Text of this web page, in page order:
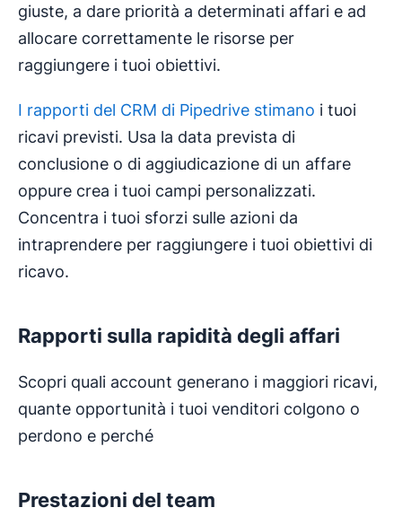
giuste, a dare priorità a determinati affari e ad
allocare correttamente le risorse per
raggiungere i tuoi obiettivi.
I rapporti del CRM di Pipedrive stimano i tuoi
ricavi previsti. Usa la data prevista di
conclusione o di aggiudicazione di un affare
oppure crea i tuoi campi personalizzati.
Concentra i tuoi sforzi sulle azioni da
intraprendere per raggiungere i tuoi obiettivi di
ricavo.
Rapporti sulla rapidità degli affari
Scopri quali account generano i maggiori ricavi,
quante opportunità i tuoi venditori colgono o
perdono e perché
Prestazioni del team